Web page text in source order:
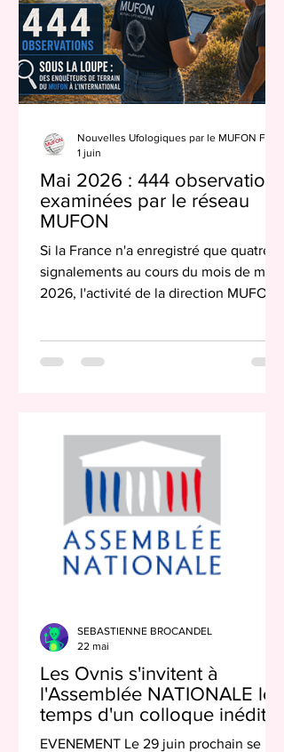
PAN à ce jour ont attiré plus d’un millia
Mai 2026 : 444 observations
examinées par le réseau
MUFON
Si la France n'a enregistré que quatre
signalements au cours du mois de mai
2026, l'activité de la direction MUFON
responsabilité couvre également
la Grèce, l'Espagne, Chypre, la
République tchèque, la Suisse,
l'Azerbaïdjan, la Hongrie, la Suède,
ainsi que depuis plusieurs autres pays
relev
1 juin
Les Ovnis s'invitent à
l'Assemblée NATIONALE le
temps d'un colloque inédit
LE 29 JUIN
EVENEMENT Le 29 juin prochain se
SEBASTIENNE BROCANDEL
22 mai